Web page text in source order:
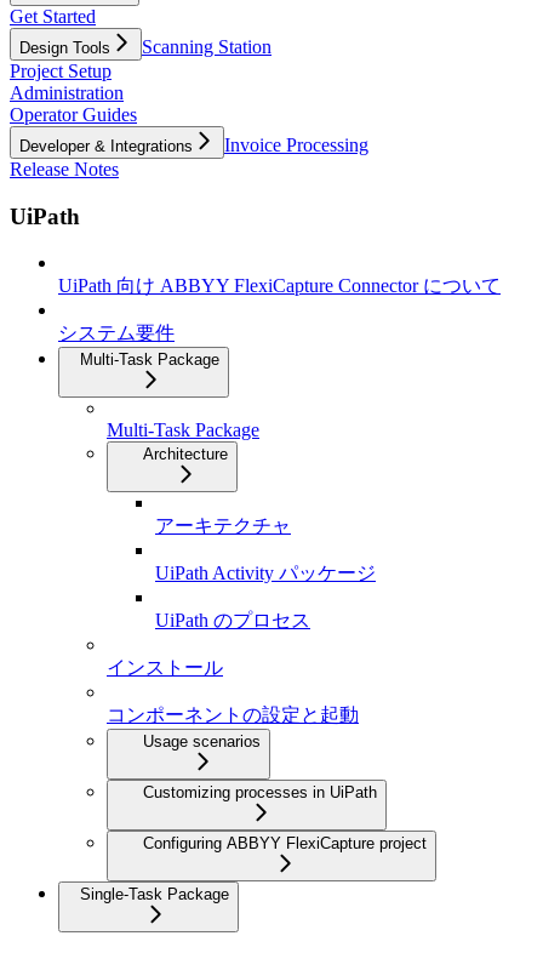
Get Started
Design Tools
Scanning Station
Project Setup
Administration
Operator Guides
Developer & Integrations
Invoice Processing
Release Notes
UiPath
UiPath 向け ABBYY FlexiCapture Connector について
システム要件
Multi-Task Package
Multi-Task Package
Architecture
アーキテクチャ
UiPath Activity パッケージ
UiPath のプロセス
インストール
コンポーネントの設定と起動
Usage scenarios
Customizing processes in UiPath
Configuring ABBYY FlexiCapture project
Single-Task Package